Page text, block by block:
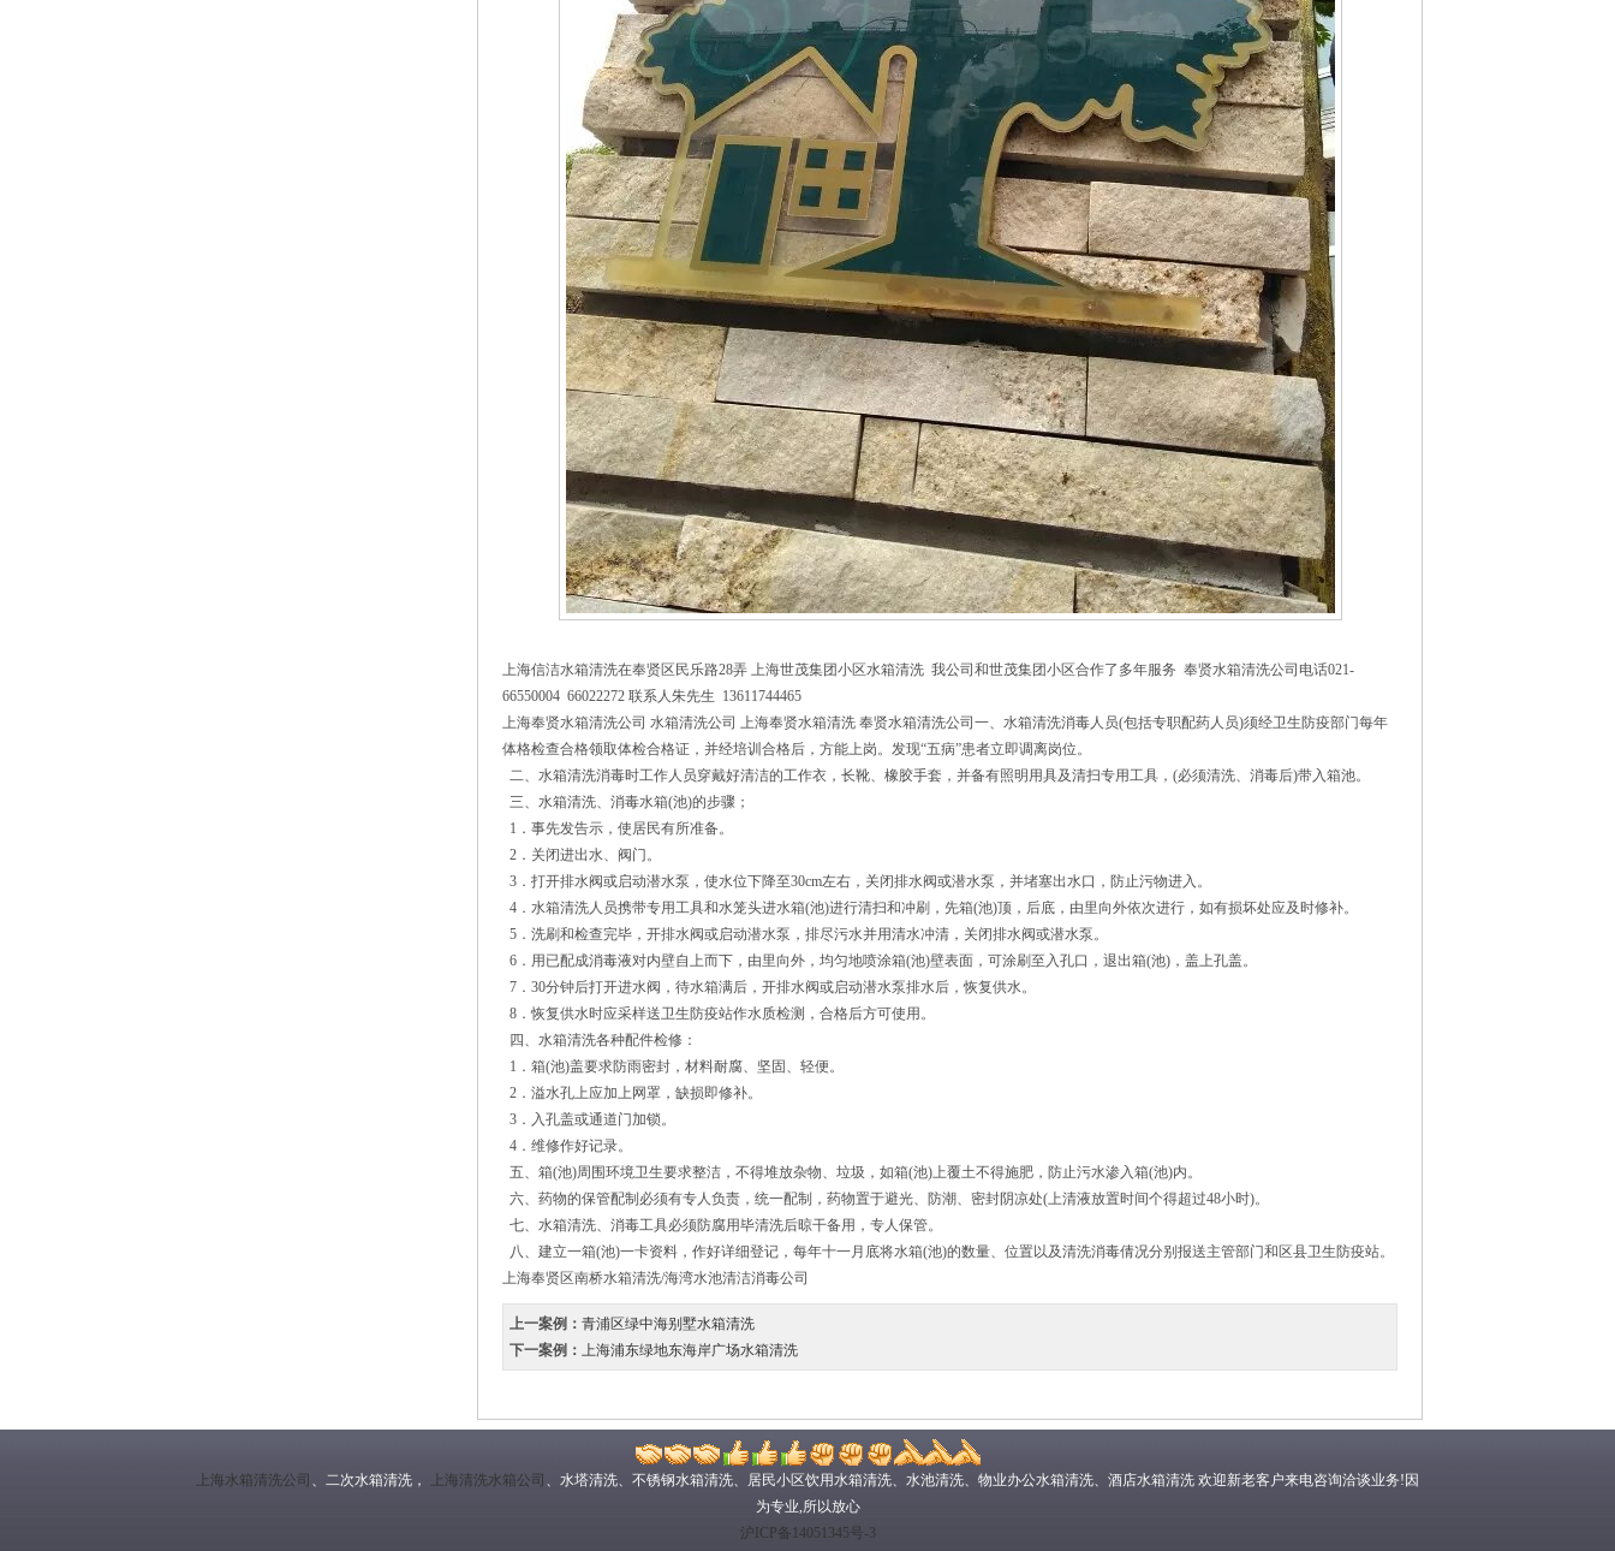
上海信洁水箱清洗在奉贤区民乐路28弄 上海世茂集团小区水箱清洗 我公司和世茂集团小区合作了多年服务 奉贤水箱清洗公司电话021-
66550004 66022272 联系人朱先生 13611744465
上海奉贤水箱清洗公司 水箱清洗公司 上海奉贤水箱清洗 奉贤水箱清洗公司一、水箱清洗消毒人员(包括专职配药人员)须经卫生防疫部门每年
体格检查合格领取体检合格证，并经培训合格后，方能上岗。发现“五病”患者立即调离岗位。
二、水箱清洗消毒时工作人员穿戴好清洁的工作衣，长靴、橡胶手套，并备有照明用具及清扫专用工具，(必须清洗、消毒后)带入箱池。
三、水箱清洗、消毒水箱(池)的步骤；
1．事先发告示，使居民有所准备。
2．关闭进出水、阀门。
3．打开排水阀或启动潜水泵，使水位下降至30cm左右，关闭排水阀或潜水泵，并堵塞出水口，防止污物进入。
4．水箱清洗人员携带专用工具和水笼头进水箱(池)进行清扫和冲刷，先箱(池)顶，后底，由里向外依次进行，如有损坏处应及时修补。
5．洗刷和检查完毕，开排水阀或启动潜水泵，排尽污水并用清水冲清，关闭排水阀或潜水泵。
6．用已配成消毒液对内壁自上而下，由里向外，均匀地喷涂箱(池)壁表面，可涂刷至入孔口，退出箱(池)，盖上孔盖。
7．30分钟后打开进水阀，待水箱满后，开排水阀或启动潜水泵排水后，恢复供水。
8．恢复供水时应采样送卫生防疫站作水质检测，合格后方可使用。
四、水箱清洗各种配件检修：
1．箱(池)盖要求防雨密封，材料耐腐、坚固、轻便。
2．溢水孔上应加上网罩，缺损即修补。
3．入孔盖或通道门加锁。
4．维修作好记录。
五、箱(池)周围环境卫生要求整洁，不得堆放杂物、垃圾，如箱(池)上覆土不得施肥，防止污水渗入箱(池)内。
六、药物的保管配制必须有专人负责，统一配制，药物置于避光、防潮、密封阴凉处(上清液放置时间个得超过48小时)。
七、水箱清洗、消毒工具必须防腐用毕清洗后晾干备用，专人保管。
八、建立一箱(池)一卡资料，作好详细登记，每年十一月底将水箱(池)的数量、位置以及清洗消毒倩况分别报送主管部门和区县卫生防疫站。
上海奉贤区南桥水箱清洗/海湾水池清洁消毒公司
上一案例： 青浦区绿中海别墅水箱清洗
下一案例： 上海浦东绿地东海岸广场水箱清洗
上海水箱清洗公司 、二次水箱清洗， 上海清洗水箱公司 、水塔清洗、不锈钢水箱清洗、居民小区饮用水箱清洗、水池清洗、物业办公水箱清洗、酒店水箱清洗 欢迎新老客户来电咨询洽谈业务!因
为专业,所以放心
沪ICP备14051345号-3